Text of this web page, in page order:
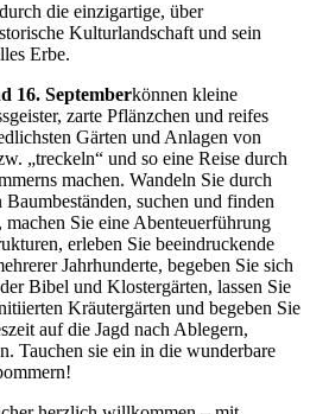
die einzigartige, über
Kulturlandschaft und sein
Erbe.
16. Septemberkönnen kleine
zarte Pflänzchen und reifes
Gärten und Anlagen von
„treckeln“ und so eine Reise durch
machen. Wandeln Sie durch
suchen und finden
Sie eine Abenteuerführung
erleben Sie beeindruckende
Jahrhunderte, begeben Sie sich
Bibel und Klostergärten, lassen Sie
Kräutergärten und begeben Sie
auf die Jagd nach Ablegern,
Tauchen sie ein in die wunderbare